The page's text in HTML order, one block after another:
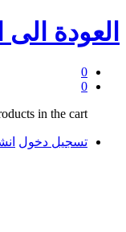
العودة الى
0
0
in the cart.
تسجيل دخول